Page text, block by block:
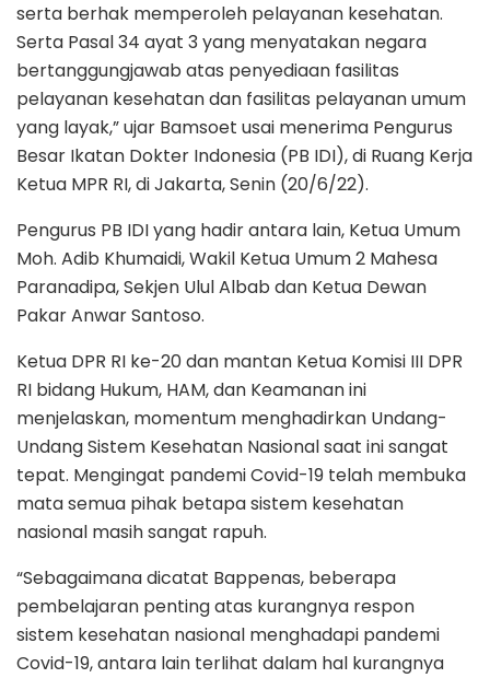
serta berhak memperoleh pelayanan kesehatan.
Serta Pasal 34 ayat 3 yang menyatakan negara
bertanggungjawab atas penyediaan fasilitas
pelayanan kesehatan dan fasilitas pelayanan umum
yang layak,” ujar Bamsoet usai menerima Pengurus
Besar Ikatan Dokter Indonesia (PB IDI), di Ruang Kerja
Ketua MPR RI, di Jakarta, Senin (20/6/22).
Pengurus PB IDI yang hadir antara lain, Ketua Umum
Moh. Adib Khumaidi, Wakil Ketua Umum 2 Mahesa
Paranadipa, Sekjen Ulul Albab dan Ketua Dewan
Pakar Anwar Santoso.
Ketua DPR RI ke-20 dan mantan Ketua Komisi III DPR
RI bidang Hukum, HAM, dan Keamanan ini
menjelaskan, momentum menghadirkan Undang-
Undang Sistem Kesehatan Nasional saat ini sangat
tepat. Mengingat pandemi Covid-19 telah membuka
mata semua pihak betapa sistem kesehatan
nasional masih sangat rapuh.
“Sebagaimana dicatat Bappenas, beberapa
pembelajaran penting atas kurangnya respon
sistem kesehatan nasional menghadapi pandemi
Covid-19, antara lain terlihat dalam hal kurangnya